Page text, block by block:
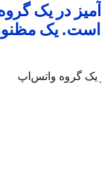
در یک
است. یک
در یک گروه واتس‌اپ